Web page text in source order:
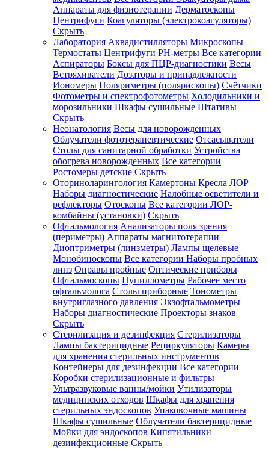
Аппараты для физиотерапии Дерматоскопы
Центрифуги Коагуляторы (электрокоагуляторы)
Скрыть
Лаборатория Аквадистилляторы Микроскопы
Термостаты Центрифуги PH-метры Все категории
Аспираторы Боксы для ПЦР-диагностики Весы
Встряхиватели Дозаторы и принадлежности
Иономеры Поляриметры (полярископы) Счётчики
Фотометры и спектрофотометры Холодильники и
морозильники Шкафы сушильные Штативы
Скрыть
Неонатология Весы для новорожденных
Облучатели фототерапевтические Отсасыватели
Столы для санитарной обработки Устройства
обогрева новорожденных Все категории
Ростомеры детские Скрыть
Оториноларингология Камертоны Кресла ЛОР
Наборы диагностические Налобные осветители и
рефлекторы Отоскопы Все категории ЛОР-
комбайны (установки) Скрыть
Офтальмология Анализаторы поля зрения
(периметры) Аппараты магнитотерапии
Диоптриметры (линзметры) Лампы щелевые
Монобиноскопы Все категории Наборы пробных
линз Оправы пробные Оптические приборы
Офтальмоскопы Пупиллометры Рабочее место
офтальмолога Столы приборные Тонометры
внутриглазного давления Экзофтальмометры
Наборы диагностические Проекторы знаков
Скрыть
Стерилизация и дезинфекция Стерилизаторы
Лампы бактерицидные Рециркуляторы Камеры
для хранения стерильных инструментов
Контейнеры для дезинфекции Все категории
Коробки стерилизационные и фильтры
Ультразвуковые ванны/мойки Утилизаторы
медицинских отходов Шкафы для хранения
стерильных эндоскопов Упаковочные машины
Шкафы сушильные Облучатели бактерицидные
Мойки для эндоскопов Кипятильники
дезинфекционные Скрыть